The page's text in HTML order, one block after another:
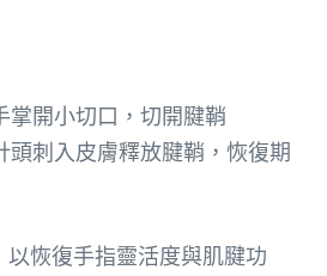
掌開小切口，切開腱鞘
頭刺入皮膚釋放腱鞘，恢復期
恢復手指靈活度與肌腱功